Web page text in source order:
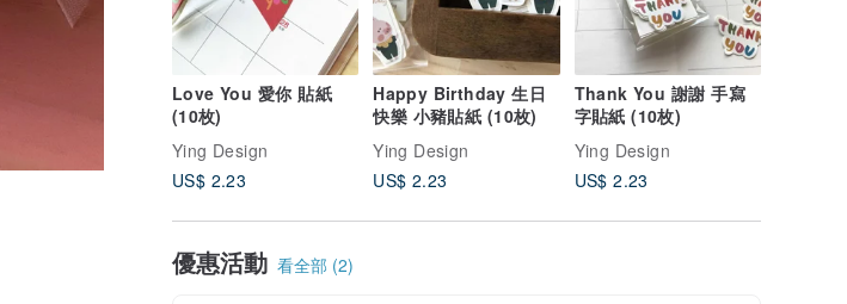
Love You 愛你 貼紙
(10枚)
Ying Design
US$ 2.23
Happy Birthday 生日
快樂 小豬貼紙 (10枚)
Ying Design
US$ 2.23
Thank You 謝謝 手寫
字貼紙 (10枚)
Ying Design
US$ 2.23
優惠活動 看全部 (2)